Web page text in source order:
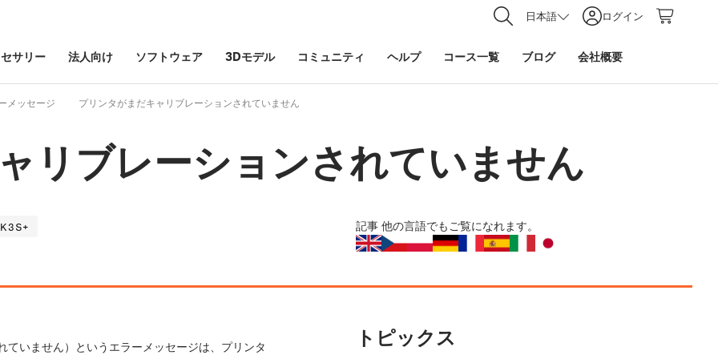
日本語 ログイン
サリー 法人向け ソフトウェア 3Dモデル コミュニティ ヘルプ コース一覧 ブログ 会社概要
メッセージ プリンタがまだキャリブレーションされていません
リブレーションされていません
記事 他の言語でもご覧になれます。
ていません）というエラーメッセージは、プリンタ
トピックス